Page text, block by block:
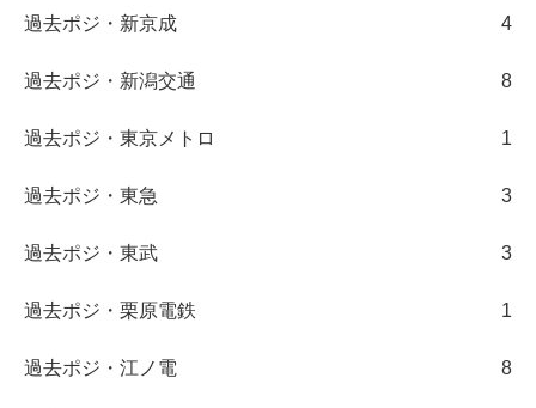
過去ポジ・新京成 4
過去ポジ・新潟交通 8
過去ポジ・東京メトロ 1
過去ポジ・東急 3
過去ポジ・東武 3
過去ポジ・栗原電鉄 1
過去ポジ・江ノ電 8